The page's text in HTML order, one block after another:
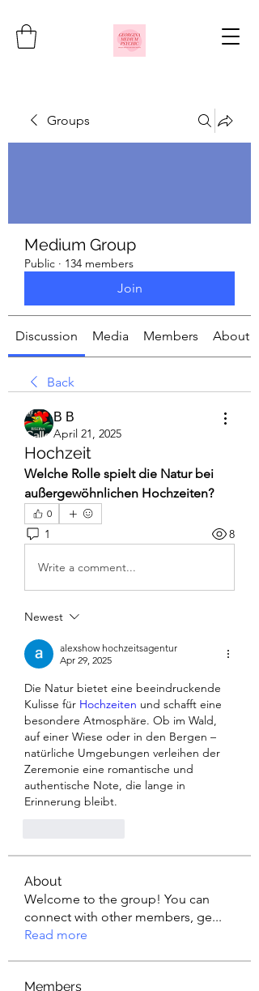
Groups
Medium Group
Public · 134 members
Join
Discussion Media Members About
Back
В В
April 21, 2025
Hochzeit
Welche Rolle spielt die Natur bei
außergewöhnlichen Hochzeiten?
0
1 8
Write a comment...
Newest
alexshow hochzeitsagentur
Apr 29, 2025
Die Natur bietet eine beeindruckende
Kulisse für Hochzeiten und schafft eine
besondere Atmosphäre. Ob im Wald,
auf einer Wiese oder in den Bergen –
natürliche Umgebungen verleihen der
Zeremonie eine romantische und
authentische Note, die lange in
Erinnerung bleibt.​
About
Welcome to the group! You can
connect with other members, ge...
Read more
Members